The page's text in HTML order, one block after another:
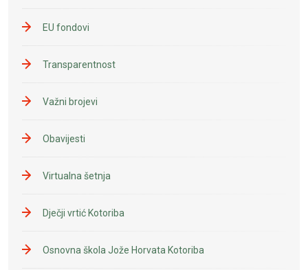
EU fondovi
Transparentnost
Važni brojevi
Obavijesti
Virtualna šetnja
Dječji vrtić Kotoriba
Osnovna škola Jože Horvata Kotoriba